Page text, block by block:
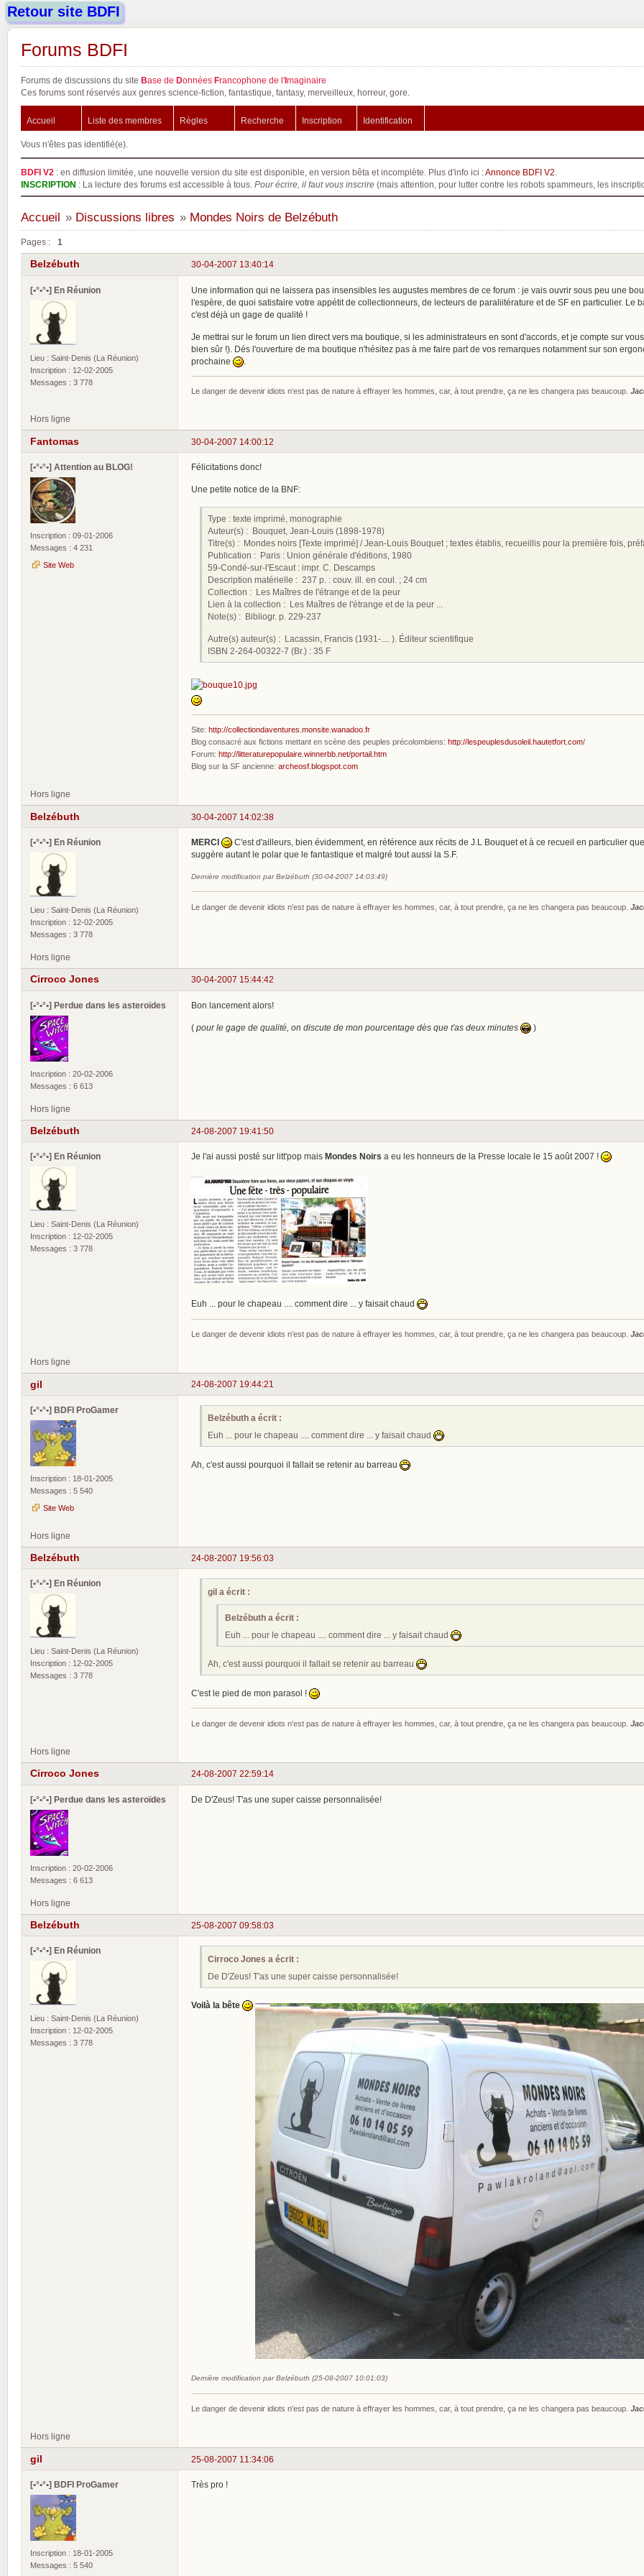
Retour site BDFI
Forums BDFI
Forums de discussions du site Base de Données Francophone de l'Imaginaire
Ces forums sont réservés aux genres science-fiction, fantastique, fantasy, merveilleux, horreur, gore.
Accueil Liste des membres Règles Recherche Inscription Identification
Vous n'êtes pas identifié(e).
BDFI V2 : en diffusion limitée, une nouvelle version du site est disponible, en version bêta et incomplète. Plus d'info ici :Annonce BDFI V2
INSCRIPTION : La lecture des forums est accessible à tous. Pour écrire, il faut vous inscrire (mais attention, pour lutter contre les robots spammeurs, les
Accueil » Discussions libres » Mondes Noirs de Belzébuth
Pages : 1
30-04-2007 13:40:14
Belzébuth
[•°•°•] En Réunion
Lieu : Saint-Denis (La Réunion)
Inscription : 12-02-2005
Messages : 3 778
Une information qui ne laissera pas insensibles les augustes membres de ce forum : je vais ouvrir sous peu une
l'espère, de quoi satisfaire votre appétit de collectionneurs, de lecteurs de paraliitérature et de SF en particulier. Le
c'est déjà un gage de qualité !
Je mettrai sur le forum un lien direct vers ma boutique, si les administrateurs en sont d'accords, et je compte sur
bien sûr !). Dés l'ouverture de ma boutique n'hésitez pas à me faire part de vos remarques notamment sur son
prochaine
Le danger de devenir idiots n'est pas de nature à effrayer les hommes, car, à tout prendre, ça ne les changera pas beaucoup.
Hors ligne
30-04-2007 14:00:12
Fantomas
[•°•°•] Attention au BLOG!
Inscription : 09-01-2006
Messages : 4 231
Site Web
Félicitations donc!
Une petite notice de la BNF:
Type : texte imprimé, monographie
Auteur(s) : Bouquet, Jean-Louis (1898-1978)
Titre(s) : Mondes noirs [Texte imprimé] / Jean-Louis Bouquet ; textes établis, recueillis pour la première fois,
Publication : Paris : Union générale d'éditions, 1980
59-Condé-sur-l'Escaut : impr. C. Descamps
Description matérielle : 237 p. : couv. ill. en coul. ; 24 cm
Collection : Les Maîtres de l'étrange et de la peur
Lien à la collection : Les Maîtres de l'étrange et de la peur ...
Note(s) : Bibliogr. p. 229-237
Autre(s) auteur(s) : Lacassin, Francis (1931-.... ). Éditeur scientifique
ISBN 2-264-00322-7 (Br.) : 35 F
Site: http://collectiondaventures.monsite.wanadoo.fr
Blog consacré aux fictions mettant en scène des peuples précolombiens: http://lespeuplesdusoleil.hautetfort.com/
Forum: http://litteraturepopulaire.winnerbb.net/portail.htm
Blog sur la SF ancienne: archeosf.blogspot.com
Hors ligne
30-04-2007 14:02:38
Belzébuth
[•°•°•] En Réunion
Lieu : Saint-Denis (La Réunion)
Inscription : 12-02-2005
Messages : 3 778
MERCI C'est d'ailleurs, bien évidemment, en référence aux récits de J.L Bouquet et à ce recueil en particulier
suggère autant le polar que le fantastique et malgré tout aussi la S.F.
Dernière modification par Belzébuth (30-04-2007 14:03:49)
Le danger de devenir idiots n'est pas de nature à effrayer les hommes, car, à tout prendre, ça ne les changera pas beaucoup.
Hors ligne
30-04-2007 15:44:42
Cirroco Jones
[•°•°•] Perdue dans les asteroïdes
Inscription : 20-02-2006
Messages : 6 613
Bon lancement alors!
( pour le gage de qualité, on discute de mon pourcentage dès que t'as deux minutes )
Hors ligne
24-08-2007 19:41:50
Belzébuth
[•°•°•] En Réunion
Lieu : Saint-Denis (La Réunion)
Inscription : 12-02-2005
Messages : 3 778
Je l'ai aussi posté sur litt'pop mais Mondes Noirs a eu les honneurs de la Presse locale le 15 août 2007 !
Euh ... pour le chapeau .... comment dire ... y faisait chaud
Le danger de devenir idiots n'est pas de nature à effrayer les hommes, car, à tout prendre, ça ne les changera pas beaucoup.
Hors ligne
24-08-2007 19:44:21
gil
[•°•°•] BDFI ProGamer
Inscription : 18-01-2005
Messages : 5 540
Site Web
Belzébuth a écrit :
Euh ... pour le chapeau .... comment dire ... y faisait chaud
Ah, c'est aussi pourquoi il fallait se retenir au barreau
Hors ligne
24-08-2007 19:56:03
Belzébuth
[•°•°•] En Réunion
Lieu : Saint-Denis (La Réunion)
Inscription : 12-02-2005
Messages : 3 778
gil a écrit :
Belzébuth a écrit :
Euh ... pour le chapeau .... comment dire ... y faisait chaud
Ah, c'est aussi pourquoi il fallait se retenir au barreau
C'est le pied de mon parasol !
Le danger de devenir idiots n'est pas de nature à effrayer les hommes, car, à tout prendre, ça ne les changera pas beaucoup.
Hors ligne
24-08-2007 22:59:14
Cirroco Jones
[•°•°•] Perdue dans les asteroïdes
Inscription : 20-02-2006
Messages : 6 613
De D'Zeus! T'as une super caisse personnalisée!
Hors ligne
25-08-2007 09:58:03
Belzébuth
[•°•°•] En Réunion
Lieu : Saint-Denis (La Réunion)
Inscription : 12-02-2005
Messages : 3 778
Cirroco Jones a écrit :
De D'Zeus! T'as une super caisse personnalisée!
Voilà la bête
Dernière modification par Belzébuth (25-08-2007 10:01:03)
Le danger de devenir idiots n'est pas de nature à effrayer les hommes, car, à tout prendre, ça ne les changera pas beaucoup.
Hors ligne
25-08-2007 11:34:06
gil
[•°•°•] BDFI ProGamer
Inscription : 18-01-2005
Messages : 5 540
Très pro !